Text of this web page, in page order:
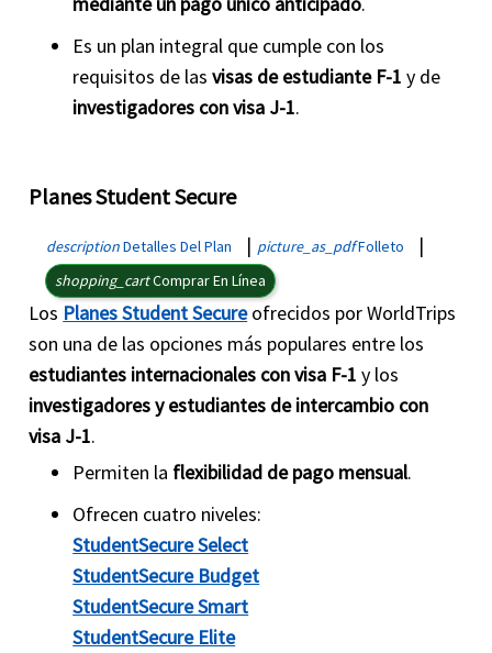
Es un plan integral que cumple con los
requisitos de lasvisas de estudiante F-1 y de
investigadores con visa J-1.
Planes Student Secure
descriptionDetalles Del Plan | picture_as_pdfFolleto |
shopping_cartComprar En Línea
Los Planes Student Secure ofrecidos por WorldTrips
son una de las opciones más populares entre los
estudiantes internacionales con visa F-1 y los
investigadores y estudiantes de intercambio con
visa J-1.
Permiten la flexibilidad de pago mensual.
Ofrecen cuatro niveles:
StudentSecure Select
StudentSecure Budget
StudentSecure Smart
StudentSecure Elite